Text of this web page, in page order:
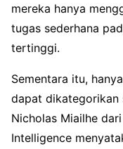
mereka hanya
tugas sederhana
tertinggi.
Sementara itu,
dapat dikategorikan
Nicholas Miailhe
Intelligence